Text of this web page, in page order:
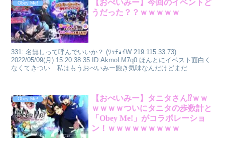
Obey Me!
【おべいみー】今回のイベントど
うだった？？ｗｗｗｗｗ
331: 名無しって呼んでいいか？ (ﾜｯﾁｮｲW 219.115.33.73)
2022/05/09(月) 15:20:38.35 ID:AkmoLM7q0 ほんとにイベスト面白く
なくてきつい…私はもうおべいみー飽き気味なんだけどまだ...
Obey Me!
【おべいみー】タニタさん⁉ｗｗ
ｗｗｗｗついにタニタの歩数計と
「Obey Me!」がコラボレーショ
ン！ｗｗｗｗｗｗｗｗｗ